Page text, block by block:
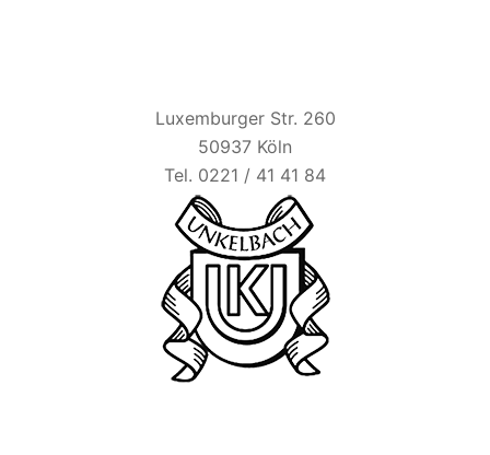
Luxemburger Str. 260
50937 Köln
Tel. 0221 / 41 41 84